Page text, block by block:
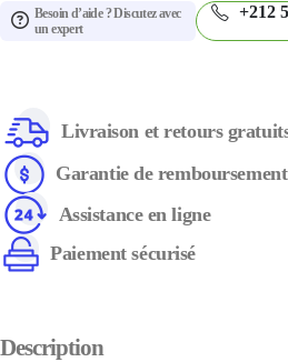
Besoin d’aide ? Discutez avec
un expert
+212
Livraison et retours
Garantie de remboursement
Assistance en ligne
Paiement sécurisé
Description